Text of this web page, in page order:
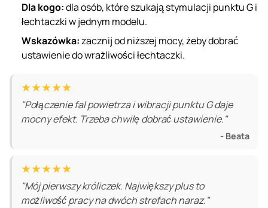
Dla kogo:dla osób, które szukają stymulacji punktu G i
łechtaczki w jednym modelu.
Wskazówka:zacznij od niższej mocy, żeby dobrać
ustawienie do wrażliwości łechtaczki.
★★★★★
"Połączenie fal powietrza i wibracji punktu G daje
mocny efekt. Trzeba chwilę dobrać ustawienie."
- Beata
★★★★★
"Mój pierwszy króliczek. Największy plus to
możliwość pracy na dwóch strefach naraz."